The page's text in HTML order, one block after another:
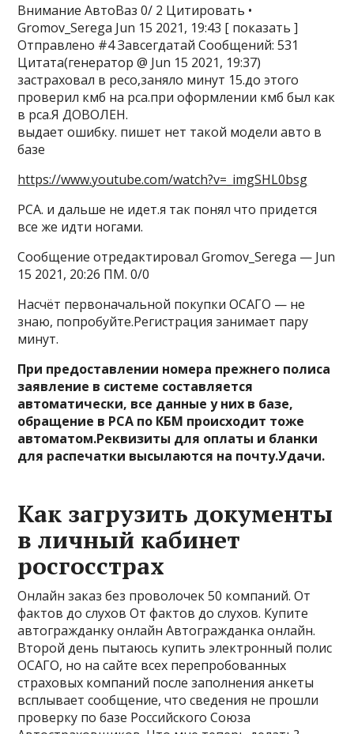
Внимание АвтоВаз 0/ 2 Цитировать •
Gromov_Serega Jun 15 2021, 19:43 [ показать ]
Отправлено #4 Завсегдатай Сообщений: 531
Цитата(генератор @ Jun 15 2021, 19:37)
застраховал в ресо,заняло минут 15.до этого
проверил кмб на рса.при оформлении кмб был как
в рса.Я ДОВОЛЕН.
выдает ошибку. пишет нет такой модели авто в
базе
https://www.youtube.com/watch?v=_imgSHL0bsg
РСА. и дальше не идет.я так понял что придется
все же идти ногами.
Сообщение отредактировал Gromov_Serega — Jun
15 2021, 20:26 ПМ. 0/0
Насчёт первоначальной покупки ОСАГО — не
знаю, попробуйте.Регистрация занимает пару
минут.
При предоставлении номера прежнего полиса
заявление в системе составляется
автоматически, все данные у них в базе,
обращение в РСА по КБМ происходит тоже
автоматом.Реквизиты для оплаты и бланки
для распечатки высылаются на почту.Удачи.
Как загрузить документы
в личный кабинет
росгосстрах
Онлайн заказ без проволочек 50 компаний. От
фактов до слухов От фактов до слухов. Купите
автогражданку онлайн Автогражданка онлайн.
Второй день пытаюсь купить электронный полис
ОСАГО, но на сайте всех перепробованных
страховых компаний после заполнения анкеты
всплывает сообщение, что сведения не прошли
проверку по базе Российского Союза